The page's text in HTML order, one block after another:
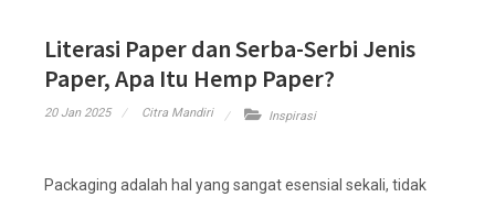
Literasi Paper dan Serba-Serbi Jenis
Paper, Apa Itu Hemp Paper?
20 Jan 2025 Citra Mandiri Inspirasi
Packaging adalah hal yang sangat esensial sekali, tidak